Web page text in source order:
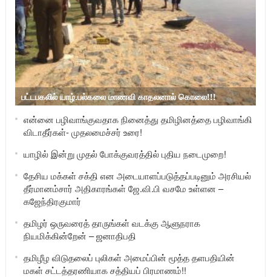
பட்டபகலில் யாழ்.பல்கலை மாணவி காதலனால் கொலை!!!
என்னை பழிவாங்குவதாக நினைத்து தமிழினத்தை பழிவாங்கி
விடாதீர்கள்- முதலமைச்சர் உரை!
யாழில் இன்று முதல் போக்குவரத்தில் புதிய நடைமுறை!
தேசிய மக்கள் சக்தி என அடையாளப்படுத்தப்படினும் அரசியல்
தீர்மானம்சார் அதிகாரங்கள் ஜே.வி.பி வசமே உள்ளன –
கஜேந்திரகுமார்
தமிழர் ஒருவரைத் தாருங்கள் வடக்கு ஆளுநராக
நியமிக்கின்றேன் – ஜனாதிபதி
தமிழீழ விடுதலைப் புலிகள் அமைப்பின் மூத்த தளபதியின்
மகள் சட்டத்தரணியாக சத்தியப் பிரமாணம்!!